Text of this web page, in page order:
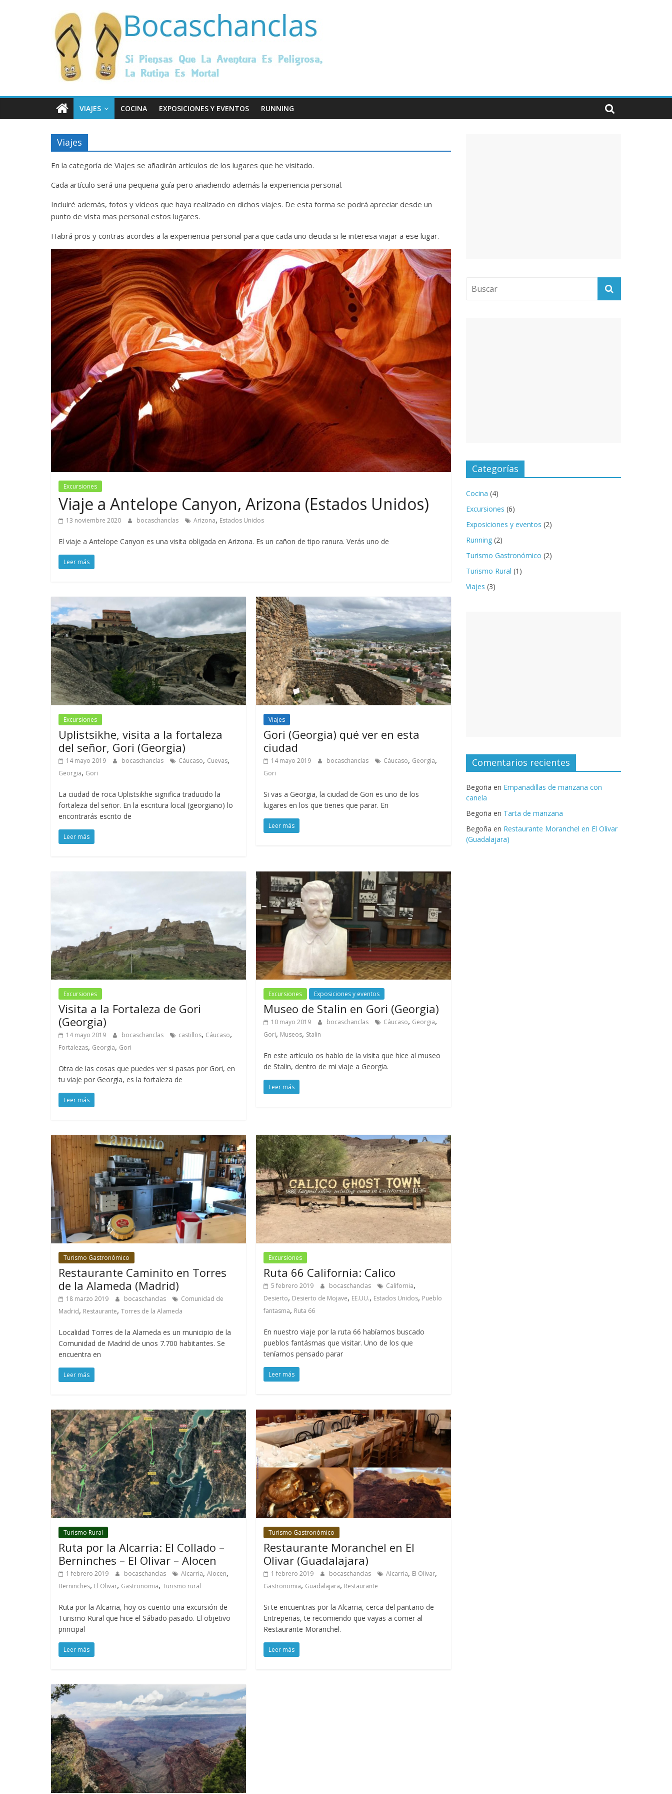
Bocaschanclas
Si
piensas
que
es
peligrosa,
rutina
es
mortal
VIAJES COCINA EXPOSICIONES Y EVENTOS RUNNING
Viajes
En la categoría de Viajes se añadirán artículos de los lugares que he visitado.
Cada artículo será una pequeña guía pero añadiendo además la experiencia personal.
Incluiré además, fotos y vídeos que haya realizado en dichos viajes. De esta forma se podrá apreciar desde un
punto de vista mas personal estos lugares.
Habrá pros y contras acordes a la experiencia personal para que cada uno decida si le interesa viajar a ese lugar.
Excursiones
Viaje a Antelope Canyon, Arizona (Estados Unidos)
13 noviembre 2020 bocaschanclas Arizona, Estados Unidos
El viaje a Antelope Canyon es una visita obligada en Arizona. Es un cañon de tipo ranura. Verás uno de
Leer más
Excursiones
Uplistsikhe, visita a la fortaleza
del señor, Gori (Georgia)
14 mayo 2019 bocaschanclas Cáucaso, Cuevas,
Georgia, Gori
La ciudad de roca Uplistsikhe significa traducido la
fortaleza del señor. En la escritura local (georgiano) lo
encontrarás escrito de
Leer más
Viajes
Gori (Georgia) qué ver en esta
ciudad
14 mayo 2019 bocaschanclas Cáucaso, Georgia,
Gori
Si vas a Georgia, la ciudad de Gori es uno de los
lugares en los que tienes que parar. En
Leer más
Excursiones
Visita a la Fortaleza de Gori
(Georgia)
14 mayo 2019 bocaschanclas castillos, Cáucaso,
Fortalezas, Georgia, Gori
Otra de las cosas que puedes ver si pasas por Gori, en
tu viaje por Georgia, es la fortaleza de
Leer más
Excursiones Exposiciones y eventos
Museo de Stalin en Gori (Georgia)
10 mayo 2019 bocaschanclas Cáucaso, Georgia,
Gori, Museos, Stalin
En este artículo os hablo de la visita que hice al museo
de Stalin, dentro de mi viaje a Georgia.
Leer más
Turismo Gastronómico
Restaurante Caminito en Torres
de la Alameda (Madrid)
18 marzo 2019 bocaschanclas
Comunidad de
Madrid, Restaurante, Torres de la Alameda
Localidad Torres de la Alameda es un municipio de la
Comunidad de Madrid de unos 7.700 habitantes. Se
encuentra en
Leer más
Excursiones
Ruta 66 California: Calico
5 febrero 2019 bocaschanclas California,
Desierto, Desierto de Mojave, EE.UU., Estados Unidos, Pueblo
fantasma, Ruta 66
En nuestro viaje por la ruta 66 habíamos buscado
pueblos fantásmas que visitar. Uno de los que
teníamos pensado parar
Leer más
Turismo Rural
Ruta por la Alcarria: El Collado –
Berninches – El Olivar – Alocen
1 febrero 2019 bocaschanclas Alcarria, Alocen,
Berninches, El Olivar, Gastronomia, Turismo rural
Ruta por la Alcarria, hoy os cuento una excursión de
Turismo Rural que hice el Sábado pasado. El objetivo
principal
Leer más
Turismo Gastronómico
Restaurante Moranchel en El
Olivar (Guadalajara)
1 febrero 2019 bocaschanclas Alcarria, El Olivar,
Gastronomia, Guadalajara, Restaurante
Si te encuentras por la Alcarria, cerca del pantano de
Entrepeñas, te recomiendo que vayas a comer al
Restaurante Moranchel.
Leer más
Categorías
Cocina (4)
Excursiones (6)
Exposiciones y eventos (2)
Running (2)
Turismo Gastronómico (2)
Turismo Rural (1)
Viajes (3)
Comentarios recientes
Begoña en Empanadillas de manzana con
canela
Begoña en Tarta de manzana
Begoña en Restaurante Moranchel en El Olivar
(Guadalajara)